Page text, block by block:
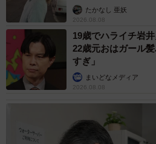
ストに取材】
たかなし 亜妖
2026.08.08
19歳でハライチ岩
22歳元おはガール
すぎ」
まいどなメディア
2026.08.08